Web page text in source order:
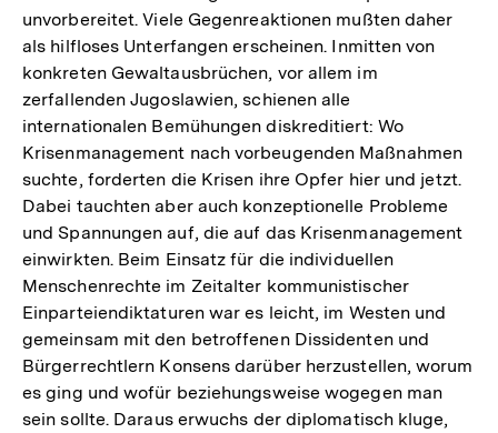
unvorbereitet. Viele Gegenreaktionen mußten daher
als hilfloses Unterfangen erscheinen. Inmitten von
konkreten Gewaltausbrüchen, vor allem im
zerfallenden Jugoslawien, schienen alle
internationalen Bemühungen diskreditiert: Wo
Krisenmanagement nach vorbeugenden Maßnahmen
suchte, forderten die Krisen ihre Opfer hier und jetzt.
Dabei tauchten aber auch konzeptionelle Probleme
und Spannungen auf, die auf das Krisenmanagement
einwirkten. Beim Einsatz für die individuellen
Menschenrechte im Zeitalter kommunistischer
Einparteiendiktaturen war es leicht, im Westen und
gemeinsam mit den betroffenen Dissidenten und
Bürgerrechtlern Konsens darüber herzustellen, worum
es ging und wofür beziehungsweise wogegen man
sein sollte. Daraus erwuchs der diplomatisch kluge,